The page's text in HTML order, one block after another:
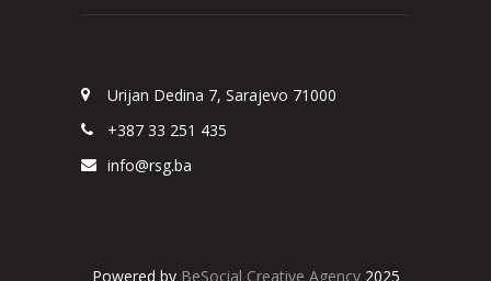
Urijan Dedina 7, Sarajevo 71000
+387 33 251 435
info@rsg.ba
Powered by BeSocial Creative Agency2025